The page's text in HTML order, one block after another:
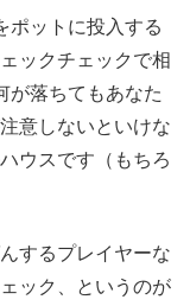
ポットに投入する
ックチェックで相
が落ちてもあなた
意しないといけな
ウスです（もちろ
するプレイヤーな
ック、というのが